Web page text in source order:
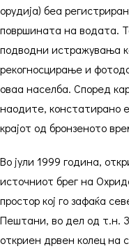
орудија) беа
површината на водата.
подводни истражувања
рекогносцирање и
оваа населба. Според
наодите, констатирано
крајот од бронзеното
Во јули 1999 година,
источниот брег на
простор кој го зафаќа
Пештани, во дел од т.н.
откриен дрвен колец на